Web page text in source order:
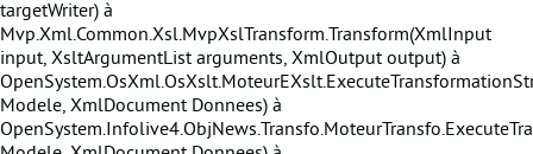
targetWriter) à
Mvp.Xml.Common.Xsl.MvpXslTransform.Transform(XmlInput
input, XsltArgumentList arguments, XmlOutput output) à
Modele, XmlDocument Donnees) à